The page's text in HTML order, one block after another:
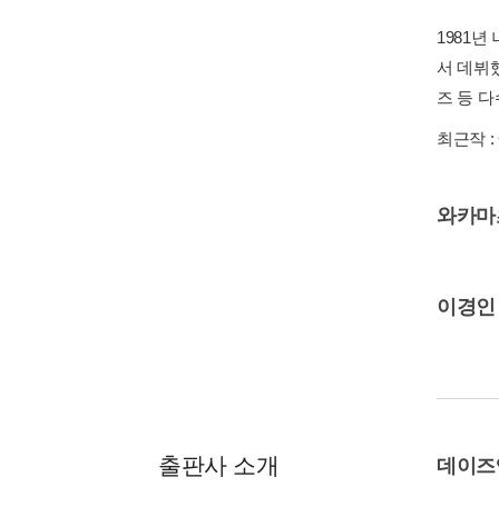
1981년
서 데뷔
즈 등
최근작 :
와카
이경인
출판사 소개 데이